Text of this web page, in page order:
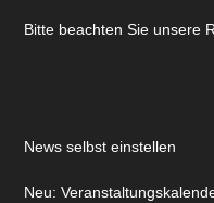
Bitte beachten Sie unsere
News selbst einstellen
Neu: